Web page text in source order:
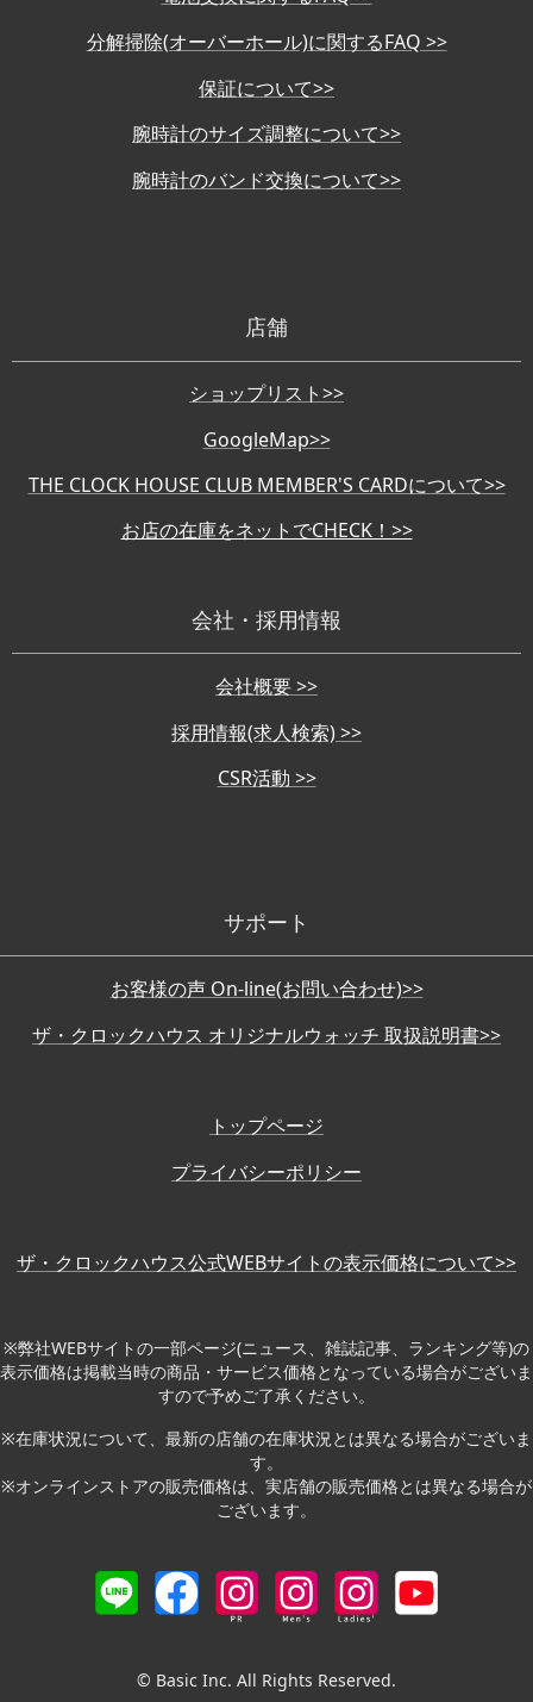
分解掃除(オーバーホール)に関するFAQ >>
保証について>>
腕時計のサイズ調整について>>
腕時計のバンド交換について>>
店舗
ショップリスト>>
GoogleMap>>
THE CLOCK HOUSE CLUB MEMBER'S CARDについて>>
お店の在庫をネットでCHECK！>>
会社・採用情報
会社概要 >>
採用情報(求人検索) >>
CSR活動 >>
サポート
お客様の声 On-line(お問い合わせ)>>
ザ・クロックハウス オリジナルウォッチ 取扱説明書>>
トップページ
プライバシーポリシー
ザ・クロックハウス公式WEBサイトの表示価格について>>
※弊社WEBサイトの一部ページ(ニュース、雑誌記事、ランキング等)の
表示価格は掲載当時の商品・サービス価格となっている場合がございま
すので予めご了承ください。
※在庫状況について、最新の店舗の在庫状況とは異なる場合がございま
す。
※オンラインストアの販売価格は、実店舗の販売価格とは異なる場合が
ございます。
© Basic Inc. All Rights Reserved.